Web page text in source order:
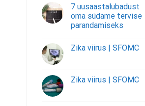
7 uusaastalubadust
oma südame tervise
parandamiseks
Zika viirus | SFOMC
Zika viirus | SFOMC